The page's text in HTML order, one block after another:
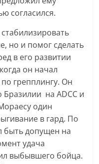
согласился.
но и помог сделать
в его развитии
он начал
грепплингу. Он
на ADCC и
один
в гард. По
быть допущен на
удача
выбывшего бойца.